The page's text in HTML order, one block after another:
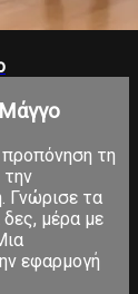
τη
την
Γνώρισε τα
δες, μέρα με
εφαρμογή